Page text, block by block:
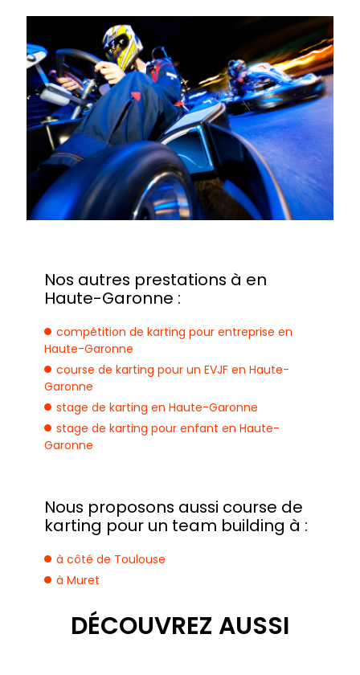
Nos autres prestations à en
Haute-Garonne :
compétition de karting pour entreprise en
Haute-Garonne
course de karting pour un EVJF en Haute-
Garonne
stage de karting en Haute-Garonne
stage de karting pour enfant en Haute-
Garonne
Nous proposons aussi course de
karting pour un team building à :
à côté de Toulouse
à Muret
DÉCOUVREZ AUSSI